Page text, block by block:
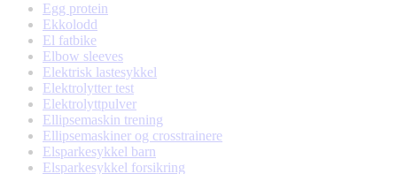
Egg protein
Ekkolodd
El fatbike
Elbow sleeves
Elektrisk lastesykkel
Elektrolytter test
Elektrolyttpulver
Ellipsemaskin trening
Ellipsemaskiner og crosstrainere
Elsparkesykkel barn
Elsparkesykkel forsikring